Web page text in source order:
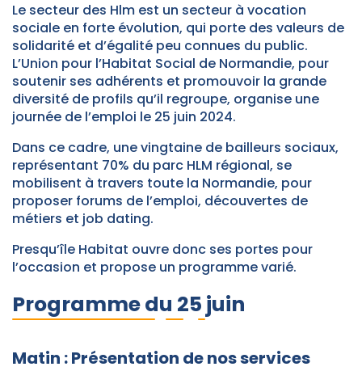
Le secteur des Hlm est un secteur à vocation
sociale en forte évolution, qui porte des valeurs de
solidarité et d’égalité peu connues du public.
L’Union pour l’Habitat Social de Normandie, pour
soutenir ses adhérents et promouvoir la grande
diversité de profils qu’il regroupe, organise une
journée de l’emploi le 25 juin 2024.
Dans ce cadre, une vingtaine de bailleurs sociaux,
représentant 70% du parc HLM régional, se
mobilisent à travers toute la Normandie, pour
proposer forums de l’emploi, découvertes de
métiers et job dating.
Presqu’île Habitat ouvre donc ses portes pour
l’occasion et propose un programme varié.
Programme du 25 juin
Matin : Présentation de nos services